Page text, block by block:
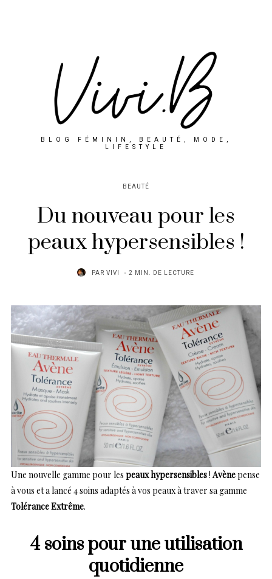
BLOG FÉMININ, BEAUTÉ, MODE,
LIFESTYLE
BEAUTÉ
Du nouveau pour les
peaux hypersensibles !
PAR VIVI 2 MIN. DE LECTURE
Une nouvelle gamme pour les peaux hypersensibles! Avènepense
à vous et a lancé 4 soins adaptés à vos peaux à traver sa gamme
Tolérance Extrême.
4 soins pour une utilisation
quotidienne